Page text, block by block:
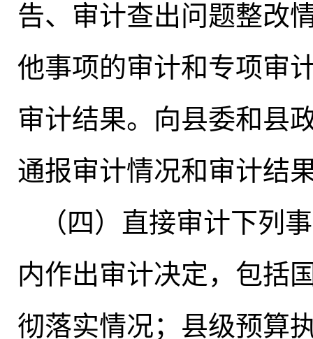
告、审计查出问题整改
他事项的审计和专项审
审计结果。 向县委和县
通报审计情况和审计结
（四）直接审计下列
内作出审计决定 ， 包括
彻落实情况；县级预算